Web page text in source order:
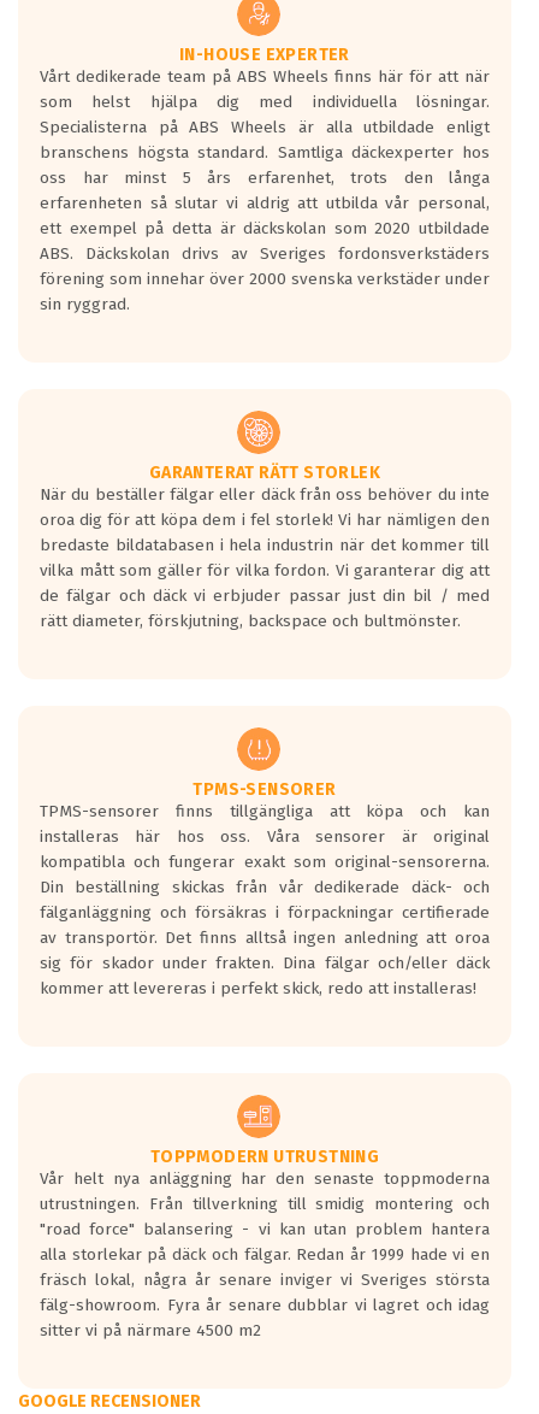
vilken körstil du använder.
Våtgrepp egenskaper:
Betygsskalan är satt A till F. Där A påvisar
den kortaste bromssträckan och F är den
längsta.
Inga D eller G betyg delas ut för
personbilar och lätta lastbilar.
Betyget sätts efter ett test där däcken
skall bromsa in på en väg där det ligger
0.5-1.5 mm vatten.
I 80km/h kommer skillnaden på
Vid körning i över 50km/h brukar
rullmotståndets ljud överträffa
motorljudet.
På däckmärkningen kommer det finnas
en symbol av ett däck med vågar. Hög
bullernivå markeras med svarta vågor
medans de vita vågorna påvisar om det är
ett tyst däck.
regelverket som introduceras år 2016.
Ett däck med två svarta vågor är redan
godkända för år 2016 nya regelverk.
Ett däck med en svart våg kommer vara
minst tre decibel tystare än det
regelverk som börjar gälla 2016.
IN-HOUSE EXPERTER
Vårt dedikerade team på ABS Wheels finns här för att när
som helst hjälpa dig med individuella lösningar.
Specialisterna på ABS Wheels är alla utbildade enligt
branschens högsta standard. Samtliga däckexperter hos
oss har minst 5 års erfarenhet, trots den långa
erfarenheten så slutar vi aldrig att utbilda vår personal,
ett exempel på detta är däckskolan som 2020 utbildade
ABS. Däckskolan drivs av Sveriges fordonsverkstäders
förening som innehar över 2000 svenska verkstäder under
sin ryggrad.
GARANTERAT RÄTT STORLEK
När du beställer fälgar eller däck från oss behöver du inte
oroa dig för att köpa dem i fel storlek! Vi har nämligen den
bredaste bildatabasen i hela industrin när det kommer till
vilka mått som gäller för vilka fordon. Vi garanterar dig att
de fälgar och däck vi erbjuder passar just din bil / med
rätt diameter, förskjutning, backspace och bultmönster.
TPMS-SENSORER
TPMS-sensorer finns tillgängliga att köpa och kan
installeras här hos oss. Våra sensorer är original
kompatibla och fungerar exakt som original-sensorerna.
Din beställning skickas från vår dedikerade däck- och
fälganläggning och försäkras i förpackningar certifierade
av transportör. Det finns alltså ingen anledning att oroa
sig för skador under frakten. Dina fälgar och/eller däck
kommer att levereras i perfekt skick, redo att installeras!
TOPPMODERN UTRUSTNING
Vår helt nya anläggning har den senaste toppmoderna
utrustningen. Från tillverkning till smidig montering och
"road force" balansering - vi kan utan problem hantera
alla storlekar på däck och fälgar. Redan år 1999 hade vi en
fräsch lokal, några år senare inviger vi Sveriges största
fälg-showroom. Fyra år senare dubblar vi lagret och idag
sitter vi på närmare 4500 m2
GOOGLE RECENSIONER